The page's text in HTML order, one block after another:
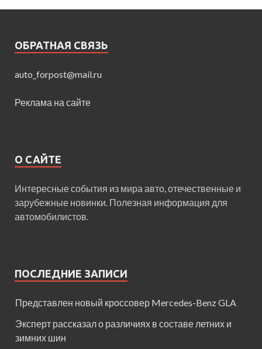
ОБРАТНАЯ СВЯЗЬ
auto_forpost@mail.ru
Реклама на сайте
О САЙТЕ
Интересные события из мира авто, отечественные и
зарубежные новинки. Полезная информация для
автомобилистов.
ПОСЛЕДНИЕ ЗАПИСИ
Представлен новый кроссовер Mercedes-Benz GLA
Эксперт рассказал о различиях в составе летних и
зимних шин